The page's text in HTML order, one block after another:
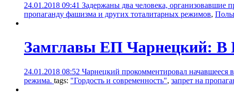
24.01.2018 09:41 Задержаны два человека, организовавшие
пропаганду фашизма и других тоталитарных режимов,
Замглавы ЕП Чарнецкий: В
24.01.2018 08:52 Чарнецкий прокомментировал начавшееся
режима. tags: "Гордость и современность", запрет на